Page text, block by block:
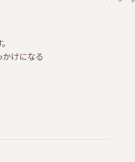
けになる